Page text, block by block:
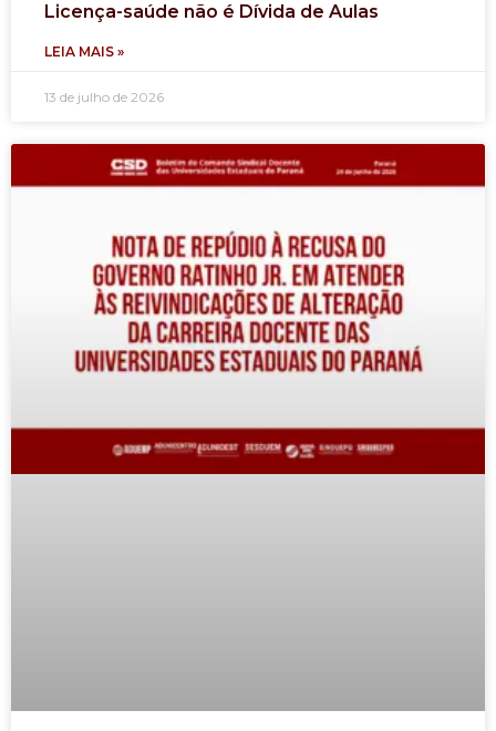
Licença-saúde não é Dívida de Aulas
LEIA MAIS »
13 de julho de 2026